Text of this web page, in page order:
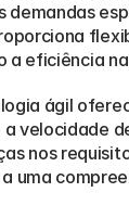
eficiência
ágil
velocidade
nos
uma